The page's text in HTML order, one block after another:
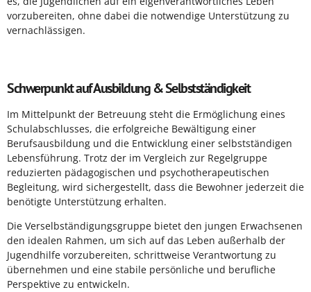
vorzubereiten, ohne dabei die notwendige Unterstützung zu
vernachlässigen.
Schwerpunkt auf Ausbildung & Selbstständigkeit
Im Mittelpunkt der Betreuung steht die Ermöglichung eines
Schulabschlusses, die erfolgreiche Bewältigung einer
Berufsausbildung und die Entwicklung einer selbstständigen
Lebensführung. Trotz der im Vergleich zur Regelgruppe
reduzierten pädagogischen und psychotherapeutischen
Begleitung, wird sichergestellt, dass die Bewohner jederzeit die
benötigte Unterstützung erhalten.
Die Verselbständigungsgruppe bietet den jungen Erwachsenen
den idealen Rahmen, um sich auf das Leben außerhalb der
Jugendhilfe vorzubereiten, schrittweise Verantwortung zu
übernehmen und eine stabile persönliche und berufliche
Perspektive zu entwickeln.